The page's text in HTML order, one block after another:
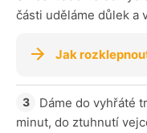
části uděláme důlek a
Jak
Dáme do vyhřáté
minut, do ztuhnutí